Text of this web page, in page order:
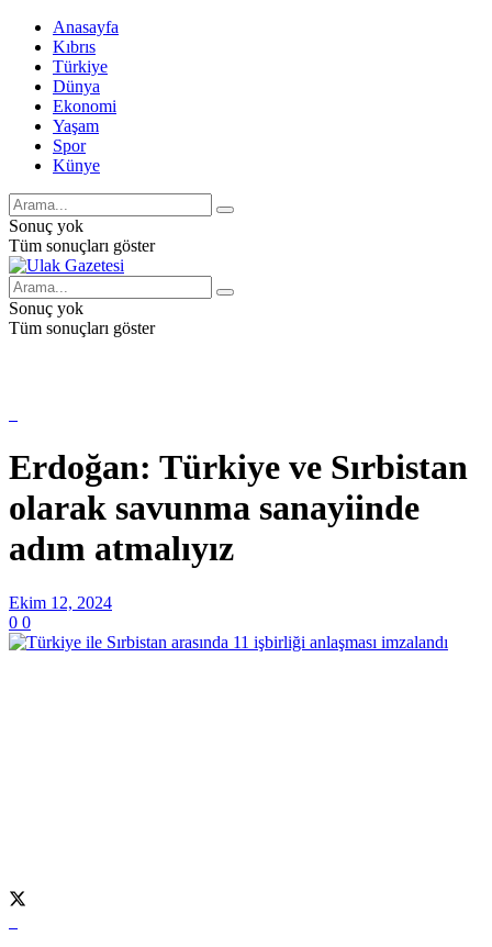
Anasayfa
Kıbrıs
Türkiye
Dünya
Ekonomi
Yaşam
Spor
Künye
Sonuç yok
Tüm sonuçları göster
Sonuç yok
Tüm sonuçları göster
Erdoğan: Türkiye ve Sırbistan
olarak savunma sanayiinde
adım atmalıyız
Ekim 12, 2024
0 0